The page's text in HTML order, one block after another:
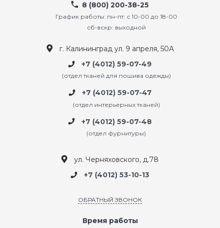
8 (800) 200-38-25
График работы: пн-пт: с 10-00 до 18-00
сб-вскр: выходной
г. Калининград ул. 9 апреля, 50А
+7 (4012) 59-07-49
(отдел тканей для пошива одежды)
+7 (4012) 59-07-47
(отдел интерьерных тканей)
+7 (4012) 59-07-48
(отдел фурнитуры)
ул. Черняховского, д.78
+7 (4012) 53-10-13
ОБРАТНЫЙ ЗВОНОК
Время работы